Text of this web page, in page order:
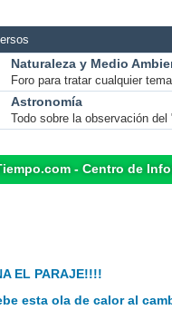
Naturaleza y Medio
Foro para tratar cualquier
Astronomía
Todo sobre la observación del
- Centro de
EL PARAJE!!!!
esta ola de calor al